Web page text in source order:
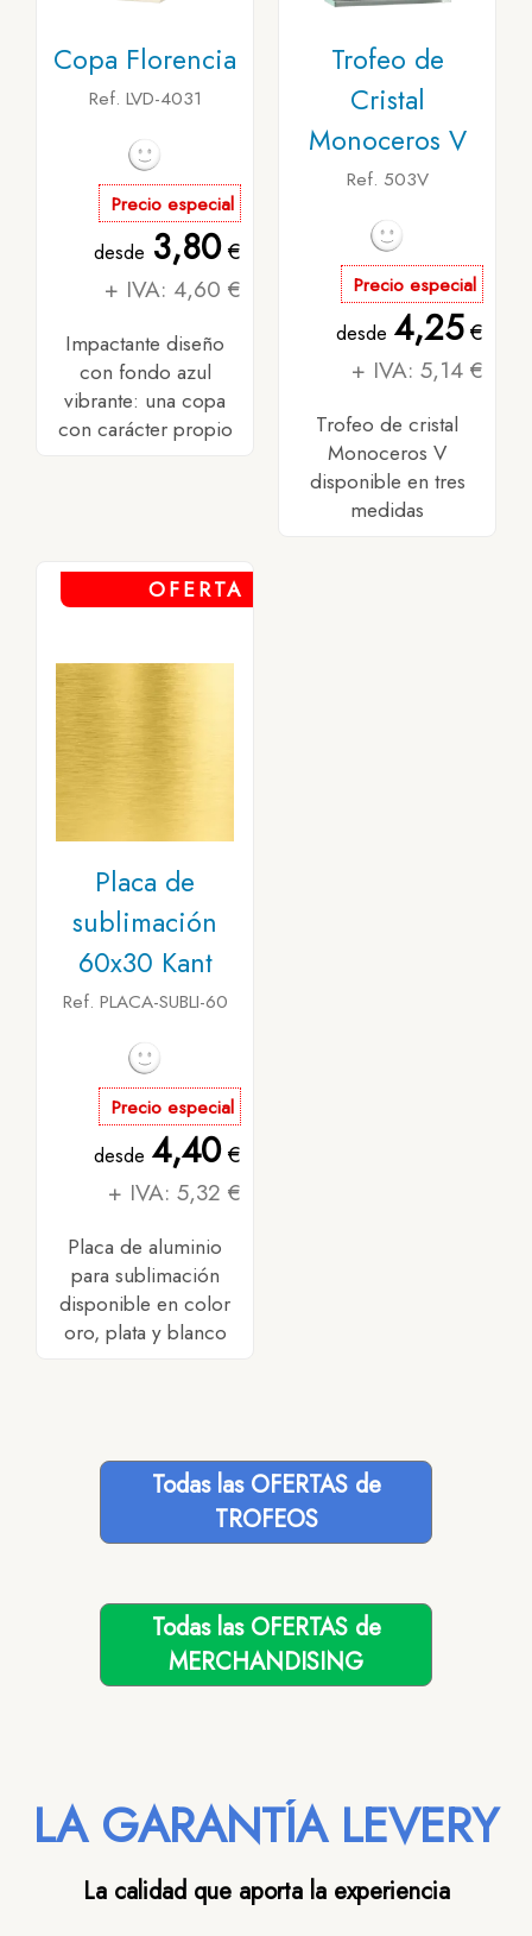
Copa Florencia
Ref. LVD-4031
Precio especial
desde 3,80€
+ IVA: 4,60 €
Impactante diseño
con fondo azul
vibrante: una copa
con carácter propio
Trofeo de
Cristal
Monoceros V
Ref. 503V
Precio especial
desde 4,25€
+ IVA: 5,14 €
Trofeo de cristal
Monoceros V
disponible en tres
medidas
OFERTA
Placa de
sublimación
60x30 Kant
Ref. PLACA-SUBLI-60
Precio especial
desde 4,40€
+ IVA: 5,32 €
Placa de aluminio
para sublimación
disponible en color
oro, plata y blanco
Todas las OFERTAS de
TROFEOS
Todas las OFERTAS de
MERCHANDISING
LA GARANTÍA LEVERY
La calidad que aporta la experiencia